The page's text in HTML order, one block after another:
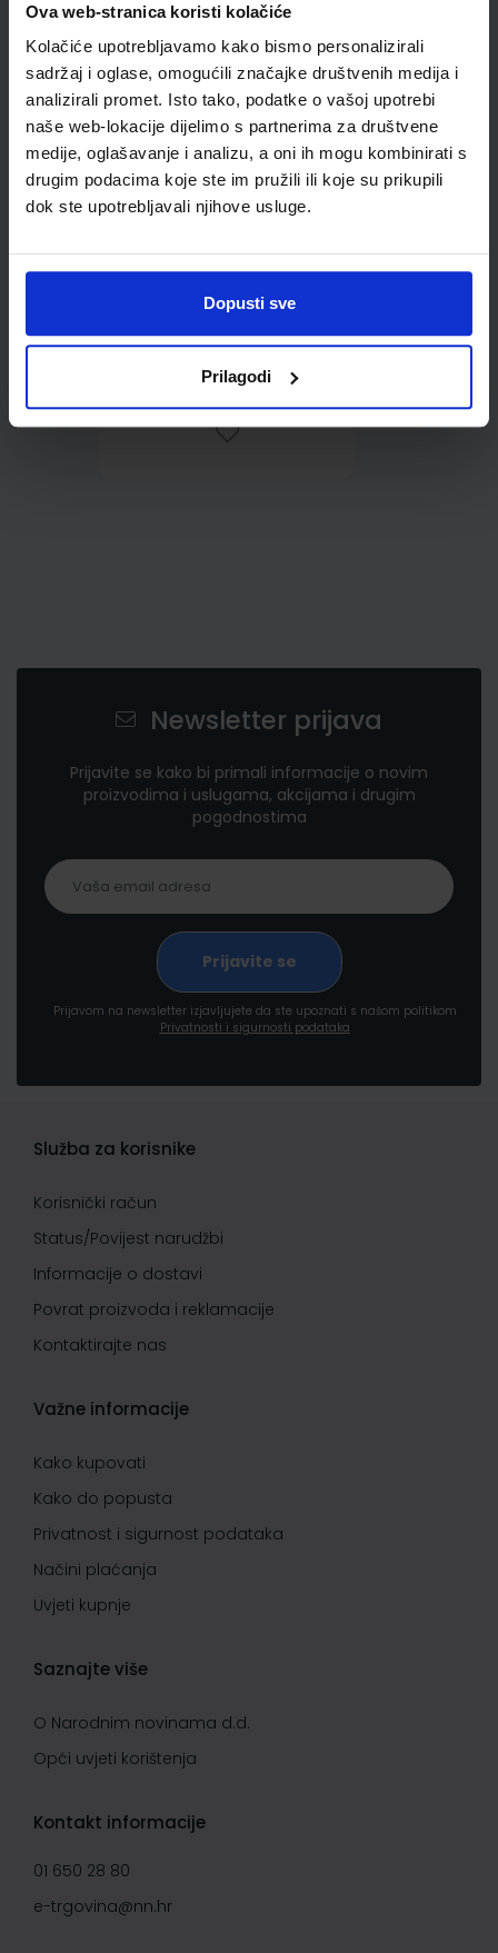
Ova web-stranica koristi kolačiće
Kolačiće upotrebljavamo kako bismo personalizirali
sadržaj i oglase, omogućili značajke društvenih medija i
analizirali promet. Isto tako, podatke o vašoj upotrebi
naše web-lokacije dijelimo s partnerima za društvene
medije, oglašavanje i analizu, a oni ih mogu kombinirati s
drugim podacima koje ste im pružili ili koje su prikupili
dok ste upotrebljavali njihove usluge.
Dopusti sve
Prilagodi
Omot PVC za školske
udžbenike; dimenzije
433x272; tip 167
0,85 €
Newsletter prijava
Prijavite se kako bi primali informacije o novim
proizvodima i uslugama, akcijama i drugim
pogodnostima
Prijavom na newsletter izjavljujete da ste upoznati s našom politikom
Privatnosti i sigurnosti podataka
Služba za korisnike
Korisnički račun
Status/Povijest narudžbi
Informacije o dostavi
Povrat proizvoda i reklamacije
Kontaktirajte nas
Važne informacije
Kako kupovati
Kako do popusta
Privatnost i sigurnost podataka
Načini plaćanja
Uvjeti kupnje
Saznajte više
O Narodnim novinama d.d.
Opći uvjeti korištenja
Kontakt informacije
01 650 28 80
e-trgovina@nn.hr